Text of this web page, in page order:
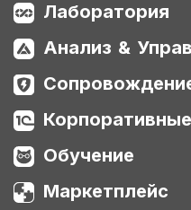
Лаборатория
Анализ &
Обучение
Маркетплейс